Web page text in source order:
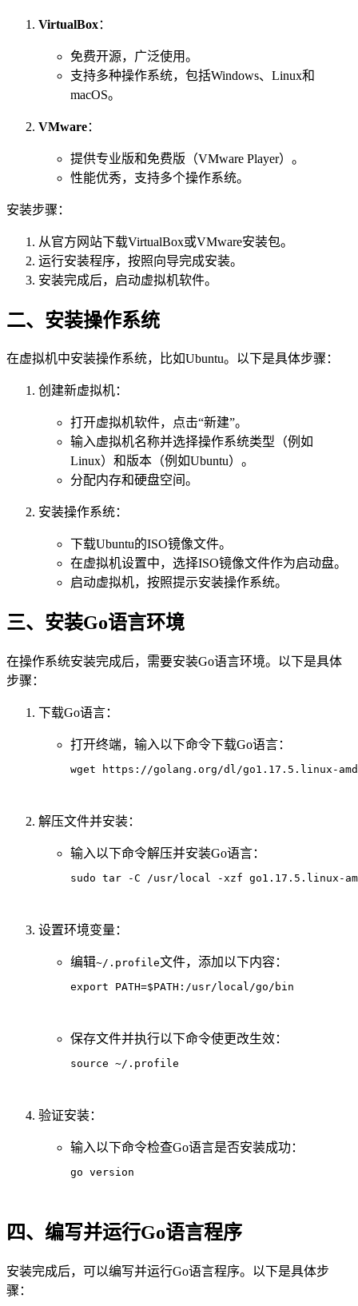
VirtualBox：
免费开源，广泛使用。
支持多种操作系统，包括Windows、Linux和
macOS。
VMware：
提供专业版和免费版（VMware Player）。
性能优秀，支持多个操作系统。
安装步骤：
从官方网站下载VirtualBox或VMware安装包。
运行安装程序，按照向导完成安装。
安装完成后，启动虚拟机软件。
二、安装操作系统
在虚拟机中安装操作系统，比如Ubuntu。以下是具体步骤：
创建新虚拟机：
打开虚拟机软件，点击“新建”。
输入虚拟机名称并选择操作系统类型（例如
Linux）和版本（例如Ubuntu）。
分配内存和硬盘空间。
安装操作系统：
下载Ubuntu的ISO镜像文件。
在虚拟机设置中，选择ISO镜像文件作为启动盘。
启动虚拟机，按照提示安装操作系统。
三、安装Go语言环境
在操作系统安装完成后，需要安装Go语言环境。以下是具体
步骤：
下载Go语言：
打开终端，输入以下命令下载Go语言：
wget https://golang.org/dl/go1.17.5.linux-
解压文件并安装：
输入以下命令解压并安装Go语言：
sudo tar -C /usr/local -xzf go1.17.5.linux-
设置环境变量：
编辑~/.profile文件，添加以下内容：
export PATH=$PATH:/usr/local/go/bin
保存文件并执行以下命令使更改生效：
source ~/.profile
验证安装：
输入以下命令检查Go语言是否安装成功：
go version
四、编写并运行Go语言程序
安装完成后，可以编写并运行Go语言程序。以下是具体步
骤：